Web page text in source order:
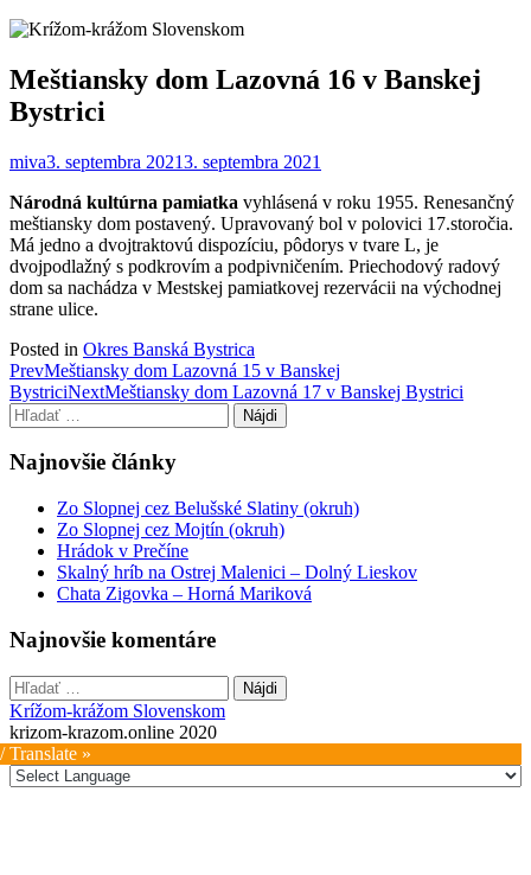
Meštiansky dom Lazovná 16 v Banskej
Bystrici
miva3. septembra 20213. septembra 2021
Národná kultúrna pamiatka vyhlásená v roku 1955. Renesančný
meštiansky dom postavený. Upravovaný bol v polovici 17.storočia.
Má jedno a dvojtraktovú dispozíciu, pôdorys v tvare L, je
dvojpodlažný s podkrovím a podpivničením. Priechodový radový
dom sa nachádza v Mestskej pamiatkovej rezervácii na východnej
strane ulice.
Posted in Okres Banská Bystrica
Post
navigation
PrevMeštiansky dom Lazovná 15 v Banskej
BystriciNextMeštiansky dom Lazovná 17 v Banskej Bystrici
Hľadať:
Najnovšie články
Zo Slopnej cez Belušské Slatiny (okruh)
Zo Slopnej cez Mojtín (okruh)
Hrádok v Prečíne
Skalný hríb na Ostrej Malenici – Dolný Lieskov
Chata Zigovka – Horná Mariková
Najnovšie komentáre
Hľadať:
Krížom-krážom Slovenskom
krizom-krazom.online 2020
Translate »